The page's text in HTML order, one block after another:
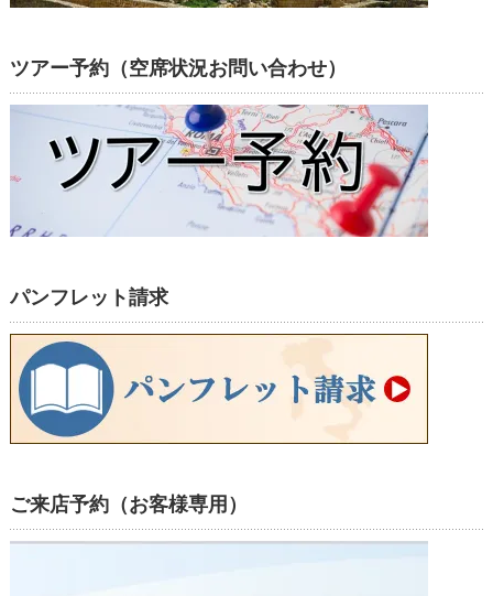
ツアー予約（空席状況お問い合わせ）
パンフレット請求
ご来店予約（お客様専用）